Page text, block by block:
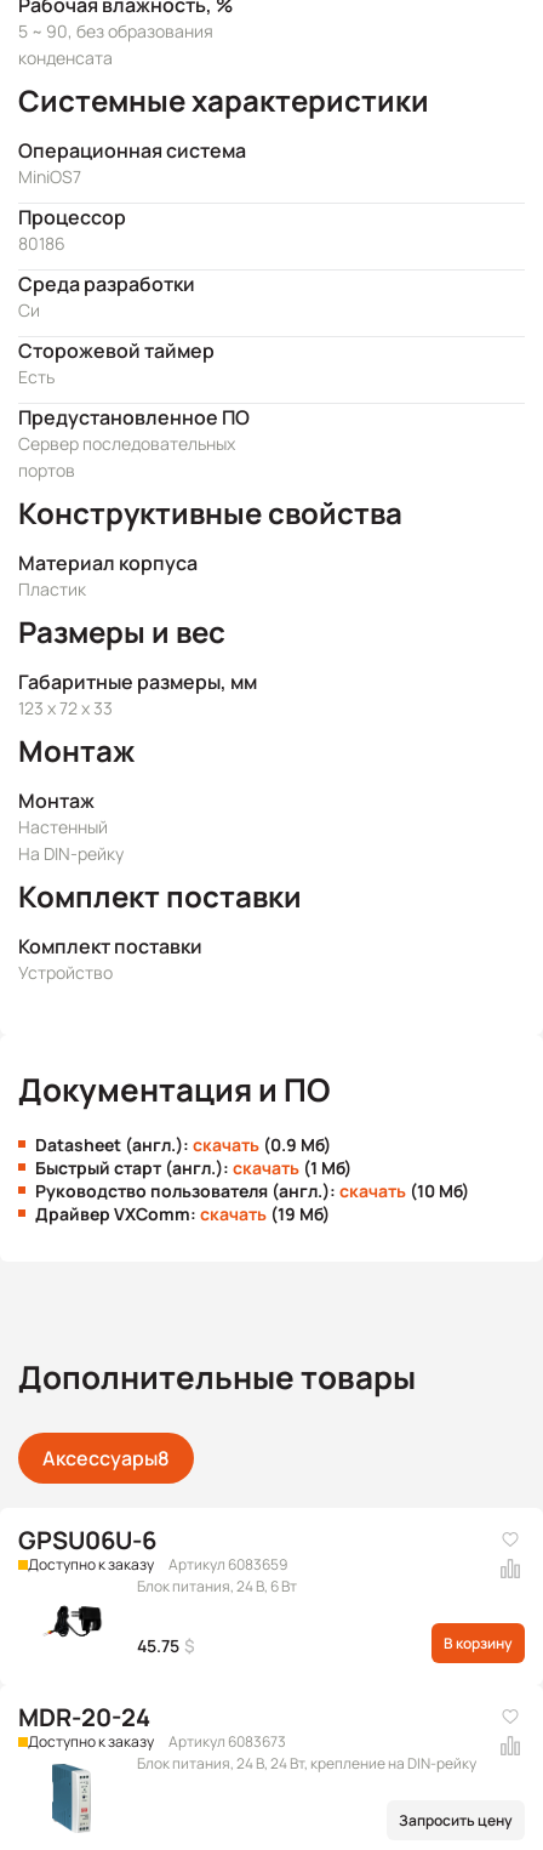
5 ~ 90, без образования
конденсата
Системные характеристики
Операционная система
MiniOS7
Процессор
80186
Cреда разработки
Си
Сторожевой таймер
Есть
Предустановленное ПО
Сервер последовательных
портов
Конструктивные свойства
Материал корпуса
Пластик
Размеры и вес
Габаритные размеры, мм
123 x 72 x 33
Монтаж
Монтаж
Настенный
На DIN-рейку
Комплект поставки
Комплект поставки
Устройство
Документация и ПО
Datasheet (англ.): скачать (0.9 Мб)
Быстрый старт (англ.): скачать (1 Мб)
Руководство пользователя (англ.): скачать (10 Мб)
Драйвер VXComm: скачать (19 Мб)
Дополнительные товары
Аксессуары8
GPSU06U-6
Доступно к заказу
Артикул 6083659
Блок питания, 24 В, 6 Вт
45.75 $ В корзину
MDR-20-24
Доступно к заказу
Артикул 6083673
Блок питания, 24 В, 24 Вт, крепление на DIN-рейку
Запросить цену